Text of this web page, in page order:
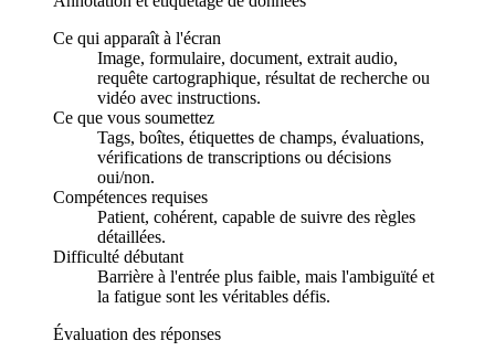
Ce qui apparaît à l'écran
Image, formulaire, document, extrait audio,
requête cartographique, résultat de recherche ou
vidéo avec instructions.
Ce que vous soumettez
Tags, boîtes, étiquettes de champs, évaluations,
vérifications de transcriptions ou décisions
oui/non.
Compétences requises
Patient, cohérent, capable de suivre des règles
détaillées.
Difficulté débutant
Barrière à l'entrée plus faible, mais l'ambiguïté et
la fatigue sont les véritables défis.
Évaluation des réponses